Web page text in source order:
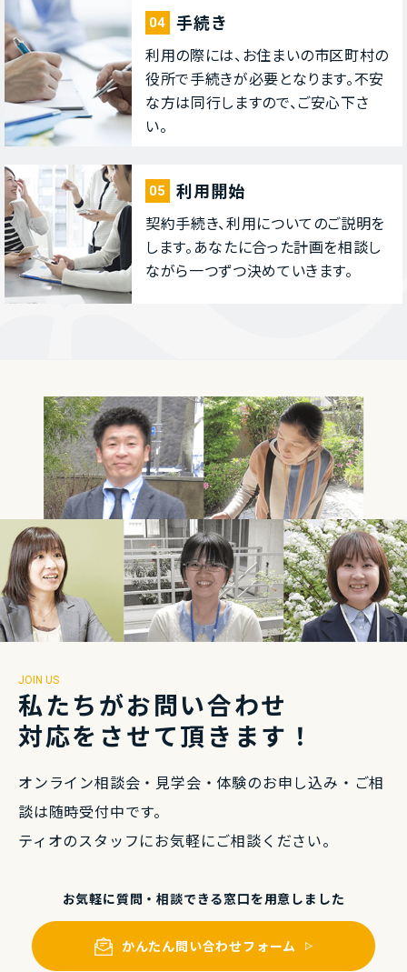
04 ⼿続き
利⽤の際には、お住まいの市区町村の
役所で⼿続きが必要となります。不安
な⽅は同⾏しますので、ご安⼼下さ
い。
05 利⽤開始
契約⼿続き、利⽤についてのご説明を
します。あなたに合った計画を相談し
ながら⼀つずつ決めていきます。
JOIN US
私たちがお問い合わせ
対応をさせて頂きます！
オンライン相談会・⾒学会・体験のお申し込み・ ご相
談は随時受付中です。
ティオのスタッフにお気軽にご相談ください。
お気軽に質問・相談できる窓⼝を⽤意しました
かんたん問い合わせフォーム